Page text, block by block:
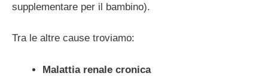
supplementare per il bambino).
Tra le altre cause troviamo:
Malattia renale cronica